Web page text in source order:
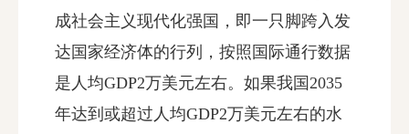
成社会主义现代化强国，即一只脚跨入发
达国家经济体的行列，按照国际通行数据
是人均GDP2万美元左右。如果我国2035
年达到或超过人均GDP2万美元左右的水